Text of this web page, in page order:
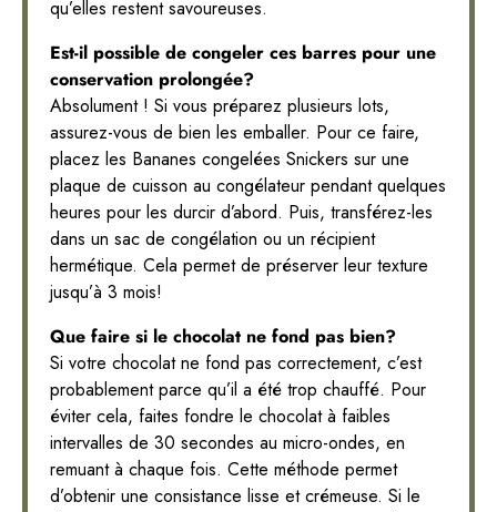
qu’elles restent savoureuses.
Est-il possible de congeler ces barres pour une
conservation prolongée?
Absolument ! Si vous préparez plusieurs lots,
assurez-vous de bien les emballer. Pour ce faire,
placez les Bananes congelées Snickers sur une
plaque de cuisson au congélateur pendant quelques
heures pour les durcir d’abord. Puis, transférez-les
dans un sac de congélation ou un récipient
hermétique. Cela permet de préserver leur texture
jusqu’à 3 mois!
Que faire si le chocolat ne fond pas bien?
Si votre chocolat ne fond pas correctement, c’est
probablement parce qu’il a été trop chauffé. Pour
éviter cela, faites fondre le chocolat à faibles
intervalles de 30 secondes au micro-ondes, en
remuant à chaque fois. Cette méthode permet
d’obtenir une consistance lisse et crémeuse. Si le